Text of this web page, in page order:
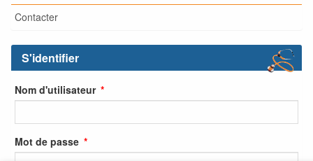
Contacter
S'identifier
Nom d'utilisateur
Mot de passe